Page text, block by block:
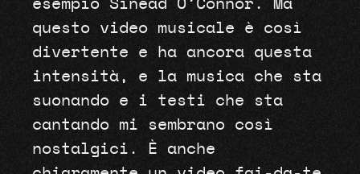
esempio Sinéad O’Connor. Ma
questo video musicale è così
divertente e ha ancora questa
intensità, e la musica che sta
suonando e i testi che sta
cantando mi sembrano così
nostalgici. È anche